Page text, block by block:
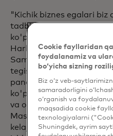
"Kichik biznes egalari biz
tadbirkorlik yo'li bilan
ko'pincha qiyin kurash",
Harlemning taniqli
Samuelsson. “Xususan,
tegishli restoranlar va
pandemiyadan
ko'proq zarar ko'rdi.
va o'sish vaqti, shuning
Mastercard bilan
kelajakdagi yo'llarida
Cookie fayllaridan
foydalanamiz va
bo‘yicha sizning
Biz o‘z veb-
samaradorligini
o‘rganish va
maqsadida cookie
texnologiyalarni
Shuningdek, ayrim